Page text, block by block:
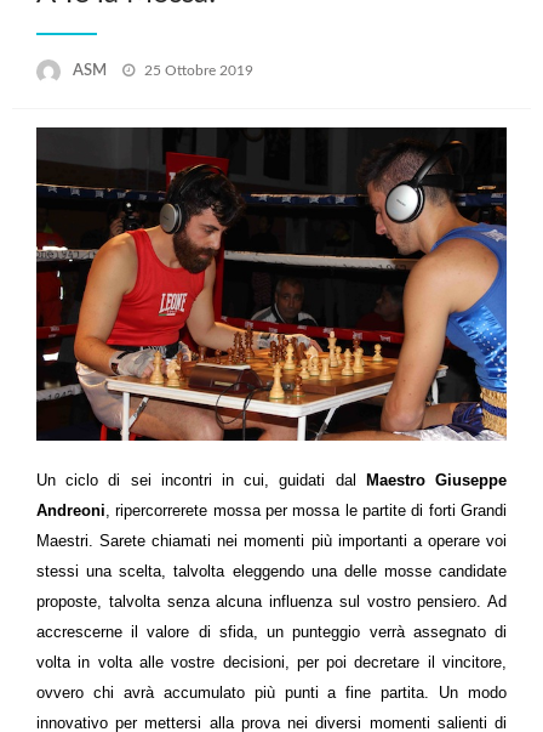
ASM
Posted
25 Ottobre 2019
Un ciclo di sei incontri in cui, guidati dal
Maestro Giuseppe
Andreoni, ripercorrerete mossa per mossa le partite di forti Grandi
Maestri. Sarete chiamati nei momenti più importanti a operare voi
stessi una scelta, talvolta eleggendo una delle mosse candidate
proposte, talvolta senza alcuna influenza sul vostro pensiero. Ad
accrescerne il valore di sfida, un punteggio verrà assegnato di
volta in volta alle vostre decisioni, per poi decretare il vincitore,
ovvero chi avrà accumulato più punti a fine partita. Un modo
innovativo per mettersi alla prova nei diversi momenti salienti di